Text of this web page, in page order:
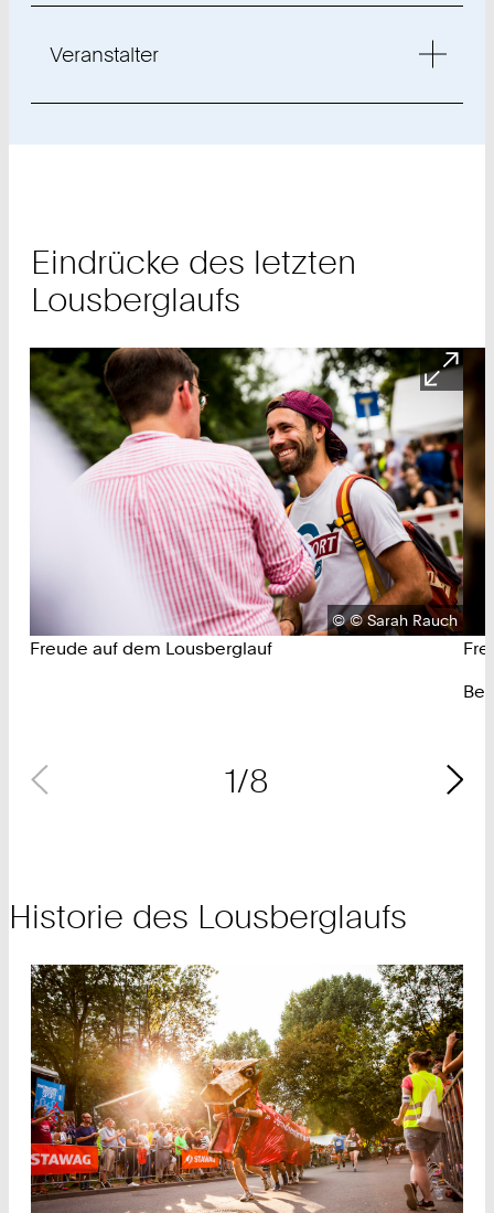
Veranstalter
Eindrücke des letzten
Lousberglaufs
Urheberrecht:
©© Sarah Rauch
Freude auf dem Lousberglauf
1/8
Historie des Lousberglaufs